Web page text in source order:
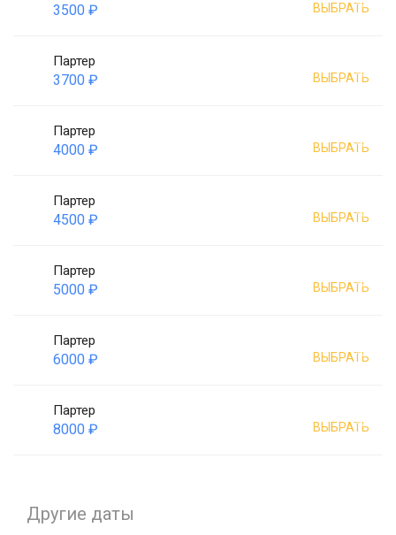
3500 ₽ ВЫБРАТЬ
Партер
3700 ₽ ВЫБРАТЬ
Партер
4000 ₽ ВЫБРАТЬ
Партер
4500 ₽ ВЫБРАТЬ
Партер
5000 ₽ ВЫБРАТЬ
Партер
6000 ₽ ВЫБРАТЬ
Партер
8000 ₽ ВЫБРАТЬ
Другие даты